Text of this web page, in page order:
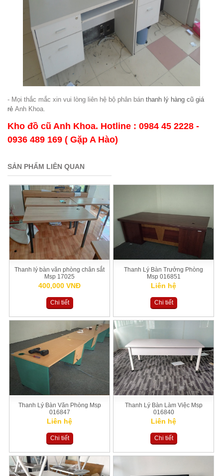
- Mọi thắc mắc xin vui lòng liên hệ bộ phân bán thanh lý hàng cũ giá
rẻ Anh Khoa.
Kho đồ cũ Anh Khoa. Hotline : 0984 45 2228 -
0936 489 169 ( Gặp A Hào)
SẢN PHẨM LIÊN QUAN
Thanh lý bàn văn phòng chân sắt
Msp 17025
400,000 VNĐ
Chi tiết
Thanh Lý Bàn Trưởng Phòng
Msp 016851
Liên hệ
Chi tiết
Thanh Lý Bàn Văn Phòng Msp
016847
Liên hệ
Chi tiết
Thanh Lý Bàn Làm Việc Msp
016840
Liên hệ
Chi tiết